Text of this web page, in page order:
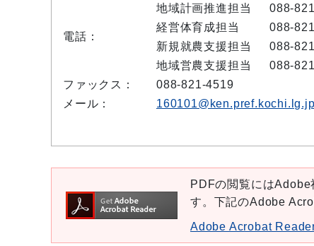
電話：
地域計画推進担当
088-
経営体育成担当
088-
新規就農支援担当
088-
地域営農支援担当
088-
ファックス：
088-821-4519
メール：
160101@ken.pref.kochi.lg.jp
PDFの閲覧には
す。下記のAdobe
Adobe Acrobat